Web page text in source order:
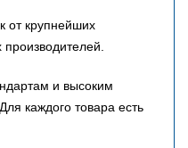
от крупнейших
и высоким
каждого товара есть